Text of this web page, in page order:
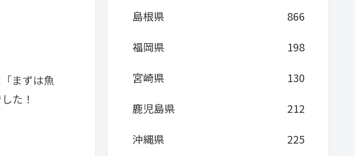
まずは魚
た！
島根県
866
福岡県
198
宮崎県
130
鹿児島県
212
沖縄県
225